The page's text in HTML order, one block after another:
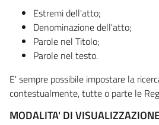
Estremi dell'atto;
Denominazione dell'atto;
Parole nel Titolo;
Parole nel testo.
E' sempre possibile impostare la
contestualmente, tutte o parte le
MODALITA' DI